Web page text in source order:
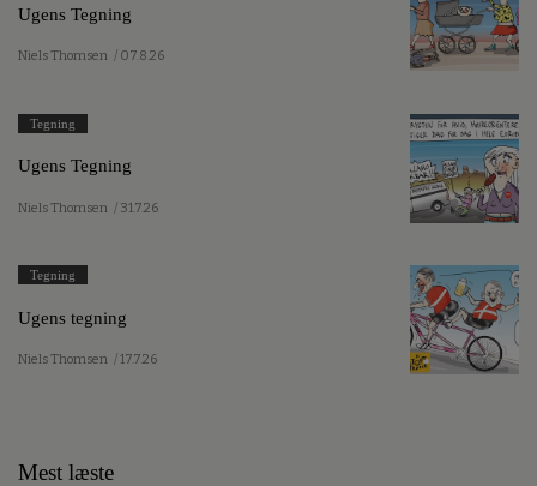
Ugens Tegning
Niels Thomsen / 07.8.26
Tegning
Ugens Tegning
Niels Thomsen / 31.7.26
Tegning
Ugens tegning
Niels Thomsen / 17.7.26
Mest læste